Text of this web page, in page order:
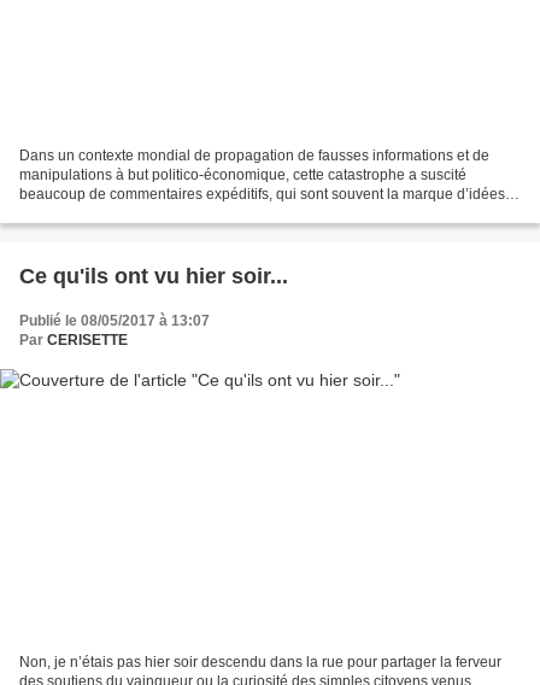
Dans un contexte mondial de propagation de fausses informations et de
manipulations à but politico-économique, cette catastrophe a suscité
beaucoup de commentaires expéditifs, qui sont souvent la marque d’idées
Ce qu'ils ont vu hier soir...
Publié le 08/05/2017 à 13:07
Par CERISETTE
Non, je n’étais pas hier soir descendu dans la rue pour partager la ferveur
des soutiens du vainqueur ou la curiosité des simples citoyens venus